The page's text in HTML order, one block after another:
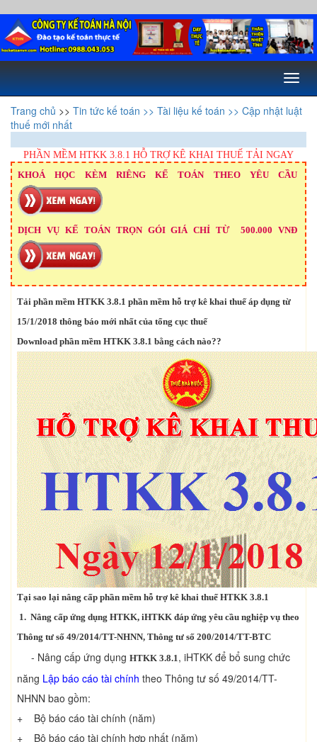
Toggle
Trang chủ >> Tin tức kế toán >> Tài liệu kế toán >> Cập nhật luật
thuế mới nhất
PHẦN MỀM HTKK 3.8.1 HỖ TRỢ KÊ KHAI THUẾ TẢI NGAY
KHOÁ HỌC KÈM RIÊNG KẾ TOÁN THEO YÊU CẦU
DỊCH VỤ KẾ TOÁN TRỌN GÓI GIÁ CHỈ TỪ 500.000 VNĐ
Tải phần mềm HTKK 3.8.1 phần mềm hỗ trợ kê khai thuế áp dụng từ
15/1/2018 thông báo mới nhất của tổng cục thuế
Download phần mềm HTKK 3.8.1 bằng cách nào??
Tại sao lại nâng cấp phần mềm hỗ trợ kê khai thuế HTKK 3.8.1
1. Nâng cấp ứng dụng HTKK, iHTKK đáp ứng yêu cầu nghiệp vụ theo
Thông tư số 49/2014/TT-NHNN, Thông tư số 200/2014/TT-BTC
- Nâng cấp ứng dụng HTKK 3.8.1 , iHTKK để bổ sung chức
năng Lập báo cáo tài chính theo Thông tư số 49/2014/TT-
NHNN bao gồm:
+ Bộ báo cáo tài chính (năm)
+ Bộ báo cáo tài chính hợp nhất (năm)